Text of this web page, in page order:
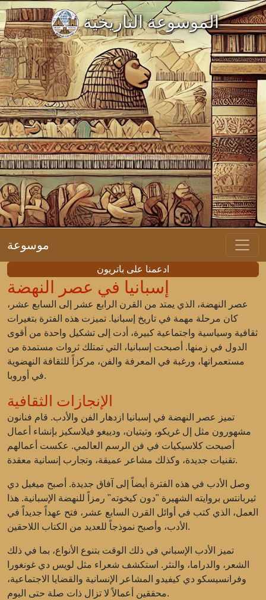
الموسوعة التاريخية
موسوعة
ادعمنا على باتريون
إسبانيا في عصر النهضة
عصر النهضة، الذي يمتد من القرن الرابع عشر إلى السابع عشر،
كان مرحلة مهمة في تاريخ إسبانيا. تميزت هذه الفترة بتغيرات
ثقافية وسياسية واجتماعية كبيرة، أدت إلى تشكيل واحدة من أقوى
الدول في زمنها. أصبحت إسبانيا، التي تمتلك ثروات مستمدة من
مستعمراتها، ورغبة في المعرفة والفن، مركزاً للثقافة النهضوية
في أوروبا.
الإنجازات الثقافية
تميز عصر النهضة في إسبانيا ازدهار الفن والأدب. قام فنانون
مشهورون مثل إل غريكو، وتيتيان، ودييغو فيلاسكيز بإنشاء أعمال
أصبحت كلاسيكيات في فن الرسم العالمي. عكست أعمالهم
تقنيات جديدة، وكذلك مشاعر عميقة، وتجارب إنسانية معقدة.
وصل الأدب في هذه الفترة أيضاً إلى آفاق جديدة. أصبح ميغيل دي
ثيربانتس بروايته الشهيرة "دون كيخوته" رمزاً للنهضة الإسبانية. هذا
العمل، الذي كتب في أوائل القرن السابع عشر، فتح عهداً جديداً في
الأدب، وأصبح نموذجاً للعديد من الكتاب اللاحقين.
تميز الأدب الإسباني في ذلك الوقت بتنوع الأنواع، بما في ذلك
الشعر، والدراما، والنثر. استكشف شعراء مثل لويس دي غونغورا
وفرانسيسكو دي كيفيدو المشاعر الإنسانية والقضايا الاجتماعية،
محققين أعمالاً لا تزال ذات صلة حتى اليوم.